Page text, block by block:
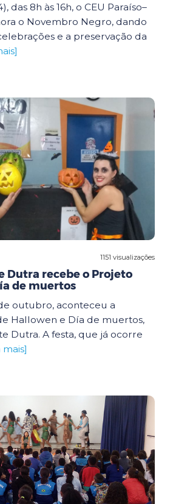
das 8h às 16h, o CEU Paraíso–
o Novembro Negro, dando
e a preservação da
1151 visualizações
Dutra recebe o Projeto
de muertos
outubro, aconteceu a
Hallowen e Día de muertos,
Dutra. A festa, que já ocorre
mais]